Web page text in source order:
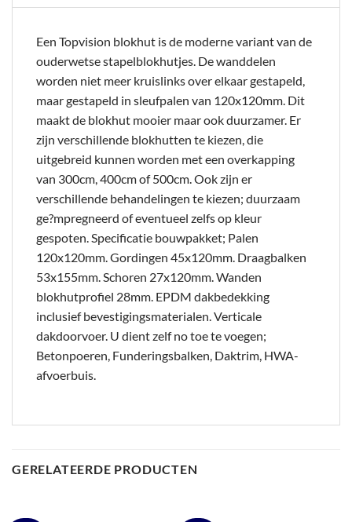
Een Topvision blokhut is de moderne variant van de
ouderwetse stapelblokhutjes. De wanddelen
worden niet meer kruislinks over elkaar gestapeld,
maar gestapeld in sleufpalen van 120x120mm. Dit
maakt de blokhut mooier maar ook duurzamer. Er
zijn verschillende blokhutten te kiezen, die
uitgebreid kunnen worden met een overkapping
van 300cm, 400cm of 500cm. Ook zijn er
verschillende behandelingen te kiezen; duurzaam
ge?mpregneerd of eventueel zelfs op kleur
gespoten. Specificatie bouwpakket; Palen
120x120mm. Gordingen 45x120mm. Draagbalken
53x155mm. Schoren 27x120mm. Wanden
blokhutprofiel 28mm. EPDM dakbedekking
inclusief bevestigingsmaterialen. Verticale
dakdoorvoer. U dient zelf no toe te voegen;
Betonpoeren, Funderingsbalken, Daktrim, HWA-
afvoerbuis.
GERELATEERDE PRODUCTEN